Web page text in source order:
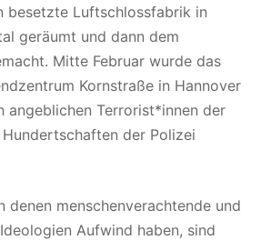
besetzte Luftschlossfabrik in
geräumt und dann dem
Mitte Februar wurde das
Kornstraße in Hannover
angeblichen Terrorist*innen der
Hundertschaften der Polizei
denen menschenverachtende und
Aufwind haben, sind